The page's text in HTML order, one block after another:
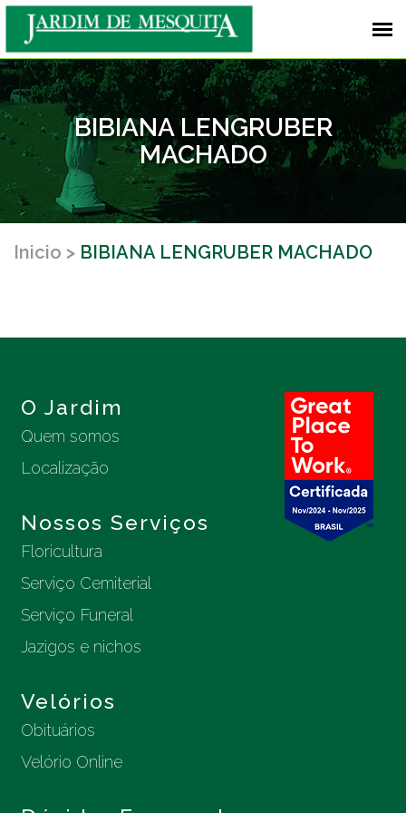
BIBIANA LENGRUBER
MACHADO
Inicio BIBIANA LENGRUBER MACHADO
O Jardim
Quem somos
Localização
Nossos Serviços
Floricultura
Serviço Cemiterial
Serviço Funeral
Jazigos e nichos
Velórios
Obituários
Velório Online